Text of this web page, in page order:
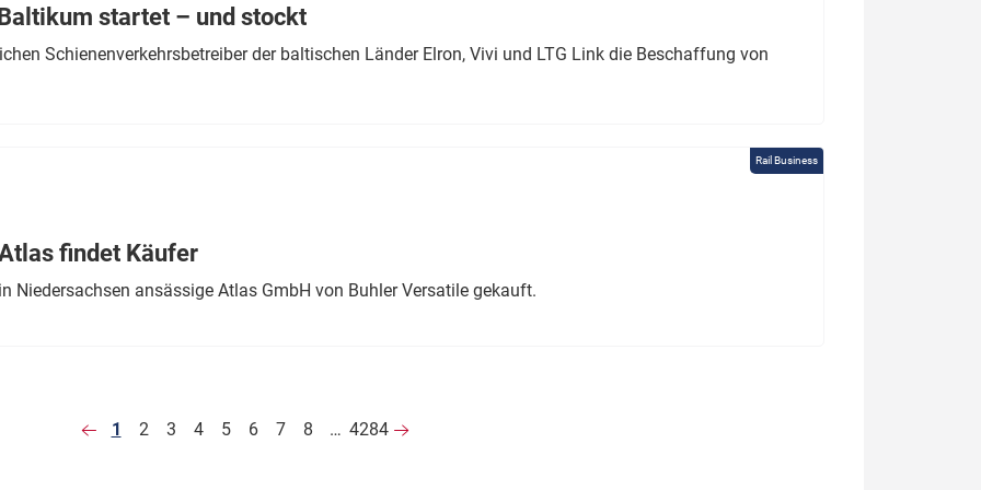
startet – und stockt
Schienenverkehrsbetreiber der baltischen Länder Elron, Vivi und LTG Link die Beschaffung von
Rail Business
findet Käufer
Niedersachsen ansässige Atlas GmbH von Buhler Versatile gekauft.
1 2 3 4 5 6 7 8 … 4284